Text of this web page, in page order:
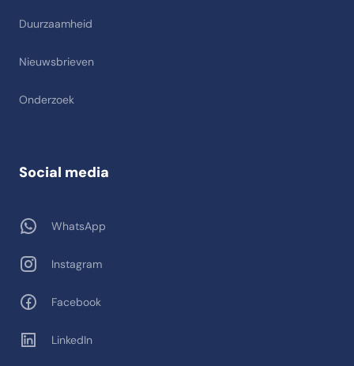
Duurzaamheid
Nieuwsbrieven
Onderzoek
Social media
WhatsApp
Instagram
Facebook
LinkedIn